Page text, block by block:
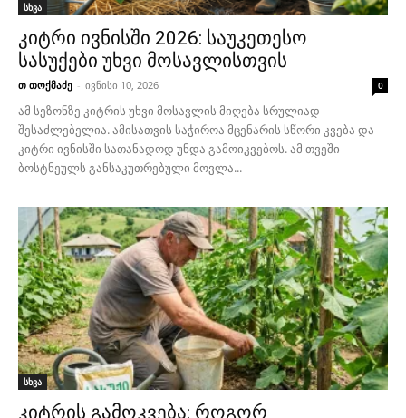
სხვა
კიტრი ივნისში 2026: საუკეთესო
სასუქები უხვი მოსავლისთვის
თ თოქმაძე - ივნისი 10, 2026 0
ამ სეზონზე კიტრის უხვი მოსავლის მიღება სრულიად
შესაძლებელია. ამისათვის საჭიროა მცენარის სწორი კვება და
კიტრი ივნისში სათანადოდ უნდა გამოიკვებოს. ამ თვეში
ბოსტნეულს განსაკუთრებული მოვლა...
სხვა
კიტრის გამოკვება: როგორ